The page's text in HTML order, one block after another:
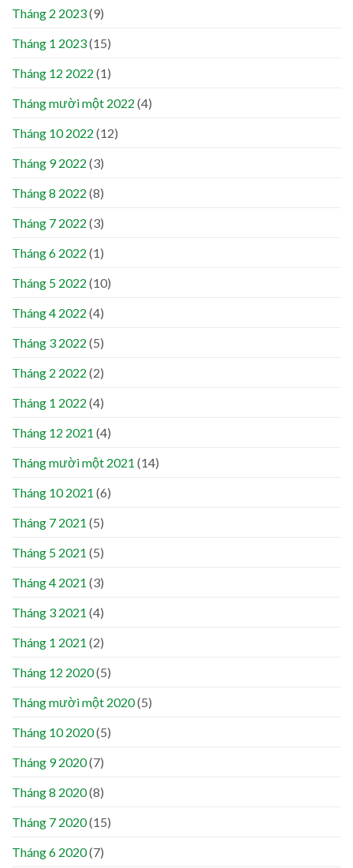
Tháng 2 2023(9)
Tháng 1 2023(15)
Tháng 12 2022 (1)
Tháng mười một 2022 (4)
Tháng 10 2022 (12)
Tháng 9 2022 (3)
Tháng 8 2022 (8)
Tháng 7 2022 (3)
Tháng 6 2022 (1)
Tháng 5 2022 (10)
Tháng 4 2022 (4)
Tháng 3 2022 (5)
Tháng 2 2022 (2)
Tháng 1 2022 (4)
Tháng 12 2021 (4)
Tháng mười một 2021 (14)
Tháng 10 2021 (6)
Tháng 7 2021 (5)
Tháng 5 2021 (5)
Tháng 4 2021 (3)
Tháng 3 2021 (4)
Tháng 1 2021 (2)
Tháng 12 2020(5)
Tháng mười một 2020(5)
Tháng 10 2020(5)
Tháng 9 2020(7)
Tháng 8 2020(8)
Tháng 7 2020(15)
Tháng 6 2020(7)